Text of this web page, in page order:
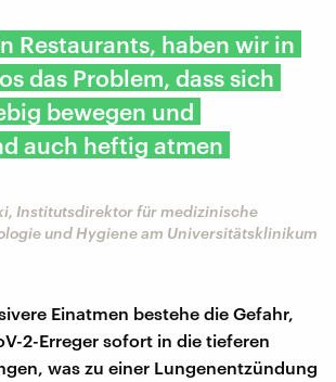
Restaurants, haben wir in
das Problem, dass sich
bewegen und
auch heftig atmen
Institutsdirektor für medizinische
und Hygiene am Universitätsklinikum
Einatmen bestehe die Gefahr,
2-Erreger sofort in die tieferen
was zu einer Lungenentzündung